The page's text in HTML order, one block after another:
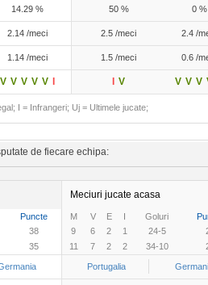
14.29 % 50 % 0 %
2.14 /meci 2.5 /meci 2.4 /
1.14 /meci 1.5 /meci 0.6 /
V V V V V V V V V
I = Infrangeri; Uj = Ultimele jucate;
de fiecare echipa:
Meciuri jucate acasa
Puncte M V E I Goluri
38 9 6 2 1 24-5
35 11 7 2 2 34-10
Portugalia